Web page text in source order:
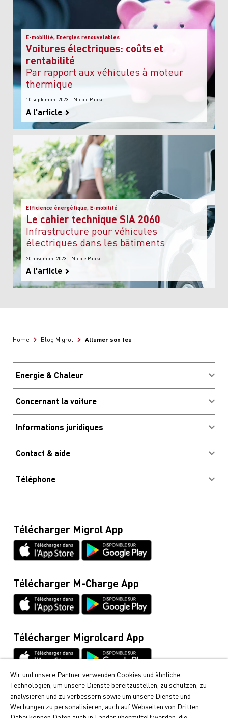
E-mobilité, Energies renouvelables
Voitures électriques: coûts et
rentabilité
par rapport aux véhicules à moteur
thermique
10 septembre 2023 – Nicole Papke
A l'article
Efficience énergétique, E-mobilité
Le cahier technique SIA 2060
Infrastructure pour véhicules
électriques dans les bâtiments
20 novembre 2023 – Nicole Papke
A l'article
Home Blog Migrol Allumer son feu
Energie & Chaleur
Avantages & économies
Concernant la voiture
Site & heures d'ouverture
Avantages & économies
Informations juridiques
CG
Informations légales
Code de conduite et signalement
Contact & aide
Questions les plus fréquentes
Glossaire
Netiquette
Fiches techniques & instructions
Téléphone
Migrolcard
0844 03 03 03
Infoline Cumulus
Demandes d’informations générales / Tout ce qui
concerne la voiture
044 495 11 11
044 495 16 16
Télécharger Migrol App
Télécharger M-Charge App
Télécharger Migrolcard App
Cumulus
Vous pouvez recevoir chez Migrol les points Cumulus
si appréciés. Découvrez ici comment collecter des
Wir und unsere Partner verwenden Cookies und ähnliche
Technologien, um unsere Dienste bereitzustellen, zu schützen, zu
analysieren und zu verbessern sowie um unsere Dienste und
Werbungen zu personalisieren, auch auf Webseiten von Dritten.